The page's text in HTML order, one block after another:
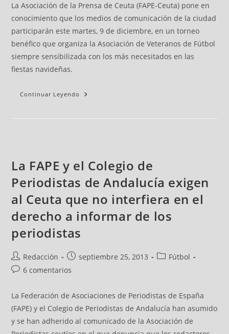
La Asociación de la Prensa de Ceuta (FAPE-Ceuta) pone en
conocimiento que los medios de comunicación de la ciudad
participarán este martes, 9 de diciembre, en un torneo
benéfico que organiza la Asociación de Veteranos de Fútbol
siempre sensibilizada con los más necesitados en las
fiestas navideñas.
Continuar Leyendo
La FAPE y el Colegio de
Periodistas de Andalucía exigen
al Ceuta que no interfiera en el
derecho a informar de los
periodistas
Redacción septiembre 25, 2013
Fútbol
6 comentarios
La Federación de Asociaciones de Periodistas de España
(FAPE) y el Colegio de Periodistas de Andalucía han asumido
y se han adherido al comunicado de la Asociación de